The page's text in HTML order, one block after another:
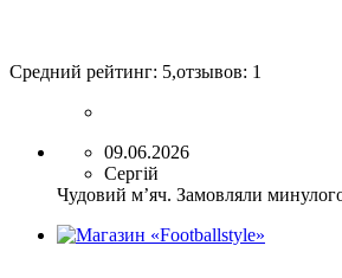
Средний рейтинг: 5,отзывов: 1
09.06.2026
Сергій
Чудовий мʼяч. Замовляли